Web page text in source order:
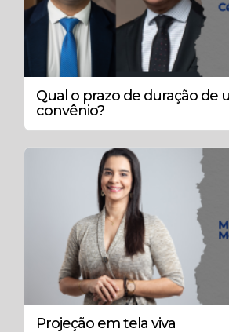
Qual o prazo de duração de
convênio?
Projeção em tela viva